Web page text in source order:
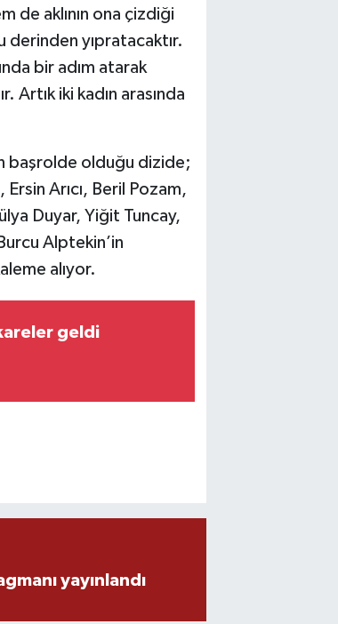
de aklının ona çizdiği
yıpratacaktır.
bir adım atarak
Artık iki kadın arasında
başrolde olduğu dizide;
Arıcı, Beril Pozam,
Duyar, Yiğit Tuncay,
Alptekin’in
alıyor.
geldi
yayınlandı